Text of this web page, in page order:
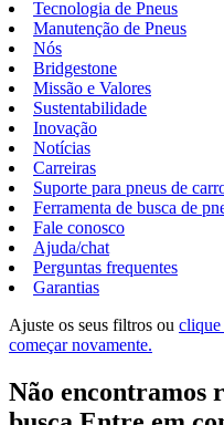
Tecnologia de Pneus
Manutenção de Pneus
Nós
Bridgestone
Missão e Valores
Sustentabilidade
Inovação
Notícias
Carreiras
Suporte para pneus de
Ferramenta de busca de
Fale conosco
Ajuda/chat
Perguntas frequentes
Garantias
Ajuste os seus filtros ou clique
começar novamente.
Não encontramos